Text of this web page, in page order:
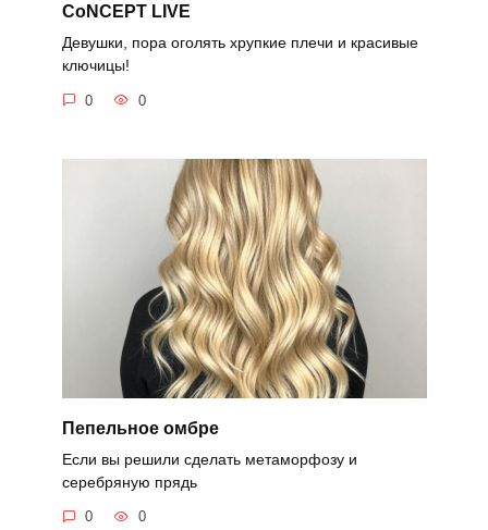
CoNCEPT LIVE
Девушки, пора оголять хрупкие плечи и красивые
ключицы!
0 0
Пепельное омбре
Если вы решили сделать метаморфозу и
серебряную прядь
0 0